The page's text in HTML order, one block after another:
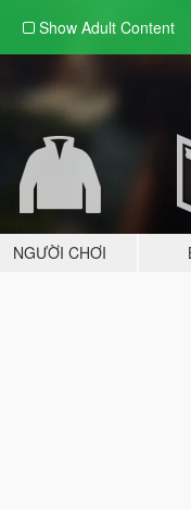
Show Adult Content
NGƯỜI CHƠI